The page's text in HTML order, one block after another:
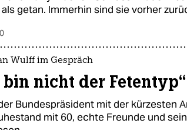
getan. Immerhin sind sie vorher
Wulff im Gespräch
bin nicht der Fetentyp“
Bundes­präsident mit der kürzesten
mit 60, echte Freunde und